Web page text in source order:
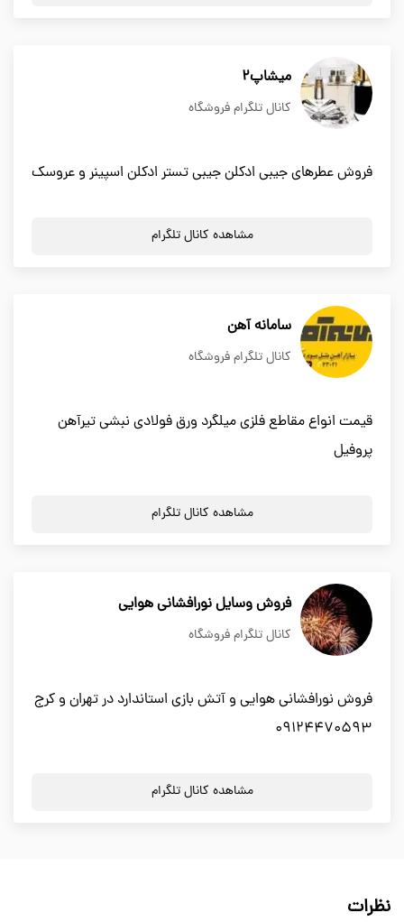
میشاپ2
کانال تلگرام فروشگاه
فروش عطرهای جیبی ادکلن جیبی تستر ادکلن اسپینر و عروسک
مشاهده کانال تلگرام
سامانه آهن
کانال تلگرام فروشگاه
قیمت انواع مقاطع فلزی میلگرد ورق فولادی نبشی تیرآهن
پروفیل
مشاهده کانال تلگرام
فروش وسایل نورافشانی هوایی
کانال تلگرام فروشگاه
فروش نورافشانی هوایی و آتش بازی استاندارد در تهران و کرج
09124470593
مشاهده کانال تلگرام
نظرات